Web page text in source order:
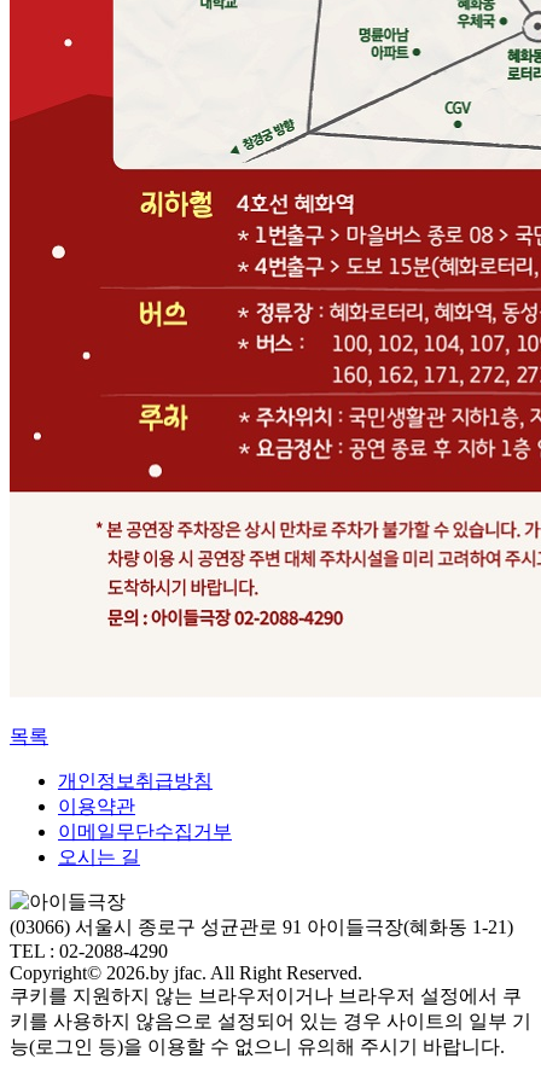
목록
개인정보취급방침
이용약관
이메일무단수집거부
오시는 길
(03066) 서울시 종로구 성균관로 91 아이들극장(혜화동 1-21)
TEL : 02-2088-4290
Copyright© 2026.by jfac. All Right Reserved.
쿠키를 지원하지 않는 브라우저이거나 브라우저 설정에서 쿠
키를 사용하지 않음으로 설정되어 있는 경우 사이트의 일부 기
능(로그인 등)을 이용할 수 없으니 유의해 주시기 바랍니다.